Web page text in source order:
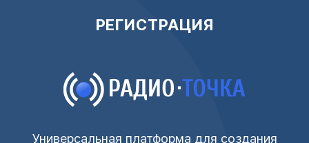
РЕГИСТРАЦИЯ
Универсальная платформа для создания